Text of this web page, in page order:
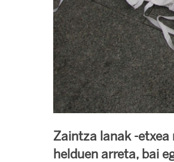
Zaintza lanak -etxea
helduen arreta, bai